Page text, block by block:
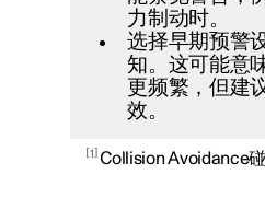
力制动时。
选择早期预警
知。这可能意
更频繁，但建
效。
1 Collision Avoidance